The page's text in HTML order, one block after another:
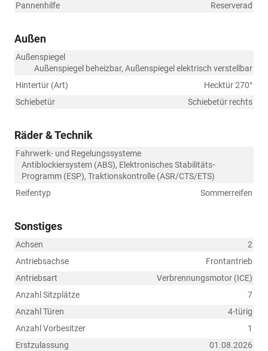
Pannenhilfe
Reserverad
Außen
Außenspiegel
Außenspiegel beheizbar, Außenspiegel elektrisch verstellbar
Hintertür (Art)
Hecktür 270°
Schiebetür
Schiebetür rechts
Räder & Technik
Fahrwerk- und Regelungssysteme
Antiblockiersystem (ABS), Elektronisches Stabilitäts-
Programm (ESP), Traktionskontrolle (ASR/CTS/ETS)
Reifentyp
Sommerreifen
Sonstiges
Achsen
2
Antriebsachse
Frontantrieb
Antriebsart
Verbrennungsmotor (ICE)
Anzahl Sitzplätze
7
Anzahl Türen
4-türig
Anzahl Vorbesitzer
1
Erstzulassung
01.08.2026